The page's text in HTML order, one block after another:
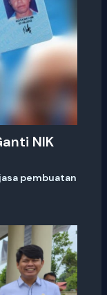
NIK
jasa pembuatan